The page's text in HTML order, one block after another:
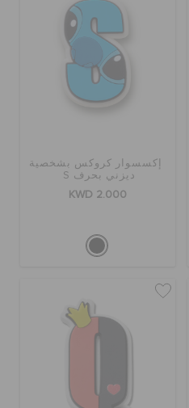
إكسسوار كروكس بشخصية
ديزني بحرف S
KWD 2.000